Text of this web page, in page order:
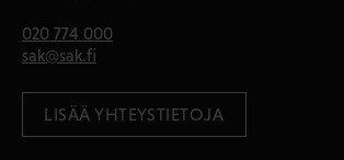
020 774 000
sak@sak.fi
LISÄÄ YHTEYSTIETOJA